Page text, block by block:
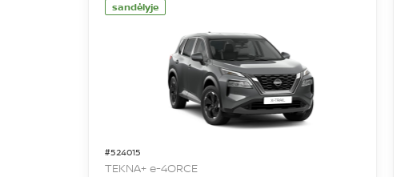
sandėlyje
#524015
TEKNA+ e-4ORCE